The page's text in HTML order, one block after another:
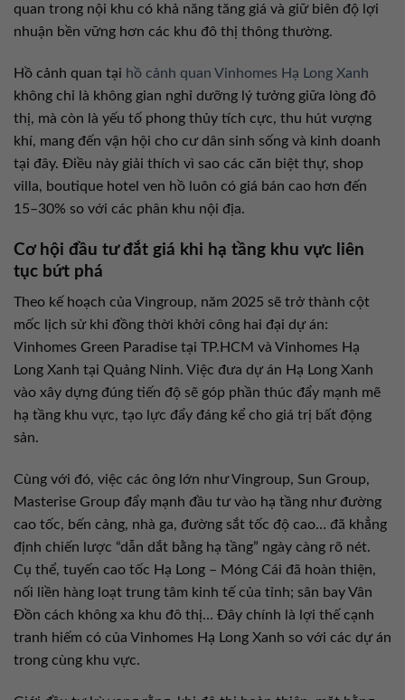
quan trong nội khu có khả năng tăng giá và giữ biên độ lợi
nhuận bền vững hơn các khu đô thị thông thường.
Hồ cảnh quan tại hồ cảnh quan Vinhomes Hạ Long Xanh
không chỉ là không gian nghỉ dưỡng lý tưởng giữa lòng đô
thị, mà còn là yếu tố phong thủy tích cực, thu hút vượng
khí, mang đến vận hội cho cư dân sinh sống và kinh doanh
tại đây. Điều này giải thích vì sao các căn biệt thự, shop
villa, boutique hotel ven hồ luôn có giá bán cao hơn đến
15–30% so với các phân khu nội địa.
Cơ hội đầu tư đắt giá khi hạ tầng khu vực liên
tục bứt phá
Theo kế hoạch của Vingroup, năm 2025 sẽ trở thành cột
mốc lịch sử khi đồng thời khởi công hai đại dự án:
Vinhomes Green Paradise tại TP.HCM và Vinhomes Hạ
Long Xanh tại Quảng Ninh. Việc đưa dự án Hạ Long Xanh
vào xây dựng đúng tiến độ sẽ góp phần thúc đẩy mạnh mẽ
hạ tầng khu vực, tạo lực đẩy đáng kể cho giá trị bất động
sản.
Cùng với đó, việc các ông lớn như Vingroup, Sun Group,
Masterise Group đẩy mạnh đầu tư vào hạ tầng như đường
cao tốc, bến cảng, nhà ga, đường sắt tốc độ cao… đã khẳng
định chiến lược “dẫn dắt bằng hạ tầng” ngày càng rõ nét.
Cụ thể, tuyến cao tốc Hạ Long – Móng Cái đã hoàn thiện,
nối liền hàng loạt trung tâm kinh tế của tỉnh; sân bay Vân
Đồn cách không xa khu đô thị… Đây chính là lợi thế cạnh
tranh hiếm có của Vinhomes Hạ Long Xanh so với các dự án
trong cùng khu vực.